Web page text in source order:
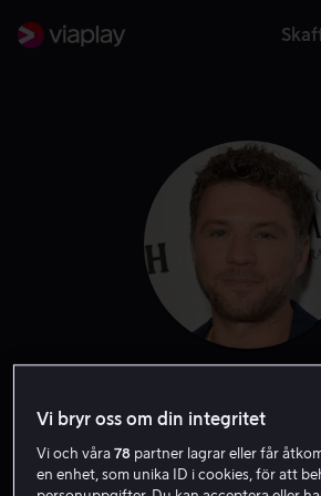
Ryan
Skådespelare
Vi bryr oss om din integritet
Vi och våra78 partner lagrar eller får
en enhet, som unika ID i cookies, för att